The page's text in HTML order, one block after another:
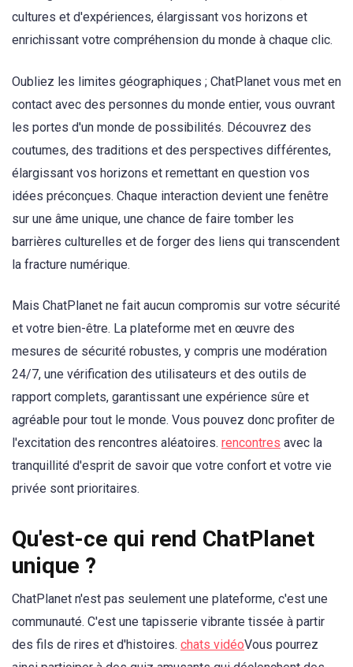
cultures et d'expériences, élargissant vos horizons et
enrichissant votre compréhension du monde à chaque clic.
Oubliez les limites géographiques ; ChatPlanet vous met en
contact avec des personnes du monde entier, vous ouvrant
les portes d'un monde de possibilités. Découvrez des
coutumes, des traditions et des perspectives différentes,
élargissant vos horizons et remettant en question vos
idées préconçues. Chaque interaction devient une fenêtre
sur une âme unique, une chance de faire tomber les
barrières culturelles et de forger des liens qui transcendent
la fracture numérique.
Mais ChatPlanet ne fait aucun compromis sur votre sécurité
et votre bien-être. La plateforme met en œuvre des
mesures de sécurité robustes, y compris une modération
24/7, une vérification des utilisateurs et des outils de
rapport complets, garantissant une expérience sûre et
agréable pour tout le monde. Vous pouvez donc profiter de
l'excitation des rencontres aléatoires. rencontres avec la
tranquillité d'esprit de savoir que votre confort et votre vie
privée sont prioritaires.
Qu'est-ce qui rend ChatPlanet
unique ?
ChatPlanet n'est pas seulement une plateforme, c'est une
communauté. C'est une tapisserie vibrante tissée à partir
des fils de rires et d'histoires. chats vidéoVous pourrez